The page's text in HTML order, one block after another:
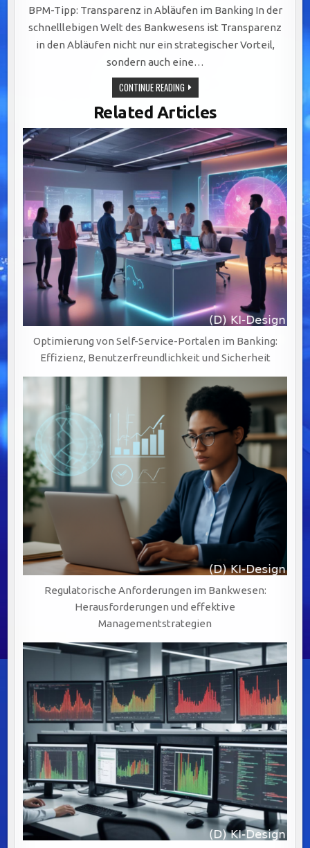
BPM-Tipp: Transparenz in Abläufen im Banking In der
schnelllebigen Welt des Bankwesens ist Transparenz
in den Abläufen nicht nur ein strategischer Vorteil,
sondern auch eine…
CONTINUE READINGTRANSPARENTE
ABLÄUFE
IM
BANKING:
DIGITALISIERUNG,
VISUALISIERUNG
UND
SCHULUNG
ALS
SCHLÜSSEL
ZUM
Related Articles
Optimierung von Self-Service-Portalen im Banking:
Effizienz, Benutzerfreundlichkeit und Sicherheit
Regulatorische Anforderungen im Bankwesen:
Herausforderungen und effektive
Managementstrategien